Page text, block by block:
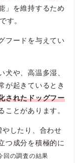
」を維持するため
す。
フードを与えてい
犬や、高温多湿、
が起きているとき
されたドッグフー
ことがあります。
したり、合わせ
つ成分を積極的に
回の調査の結果